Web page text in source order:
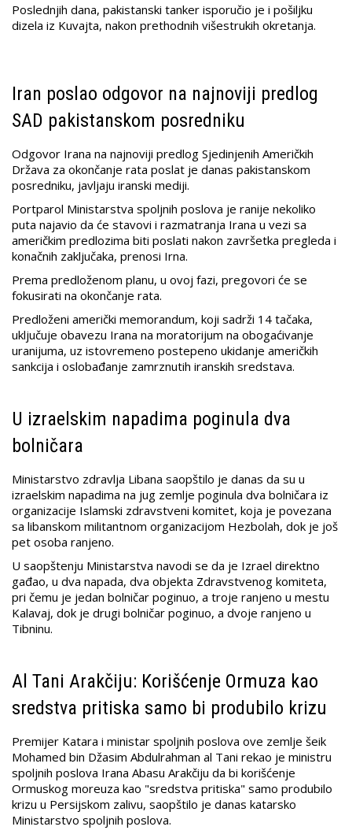
Poslednjih dana, pakistanski tanker isporučio je i pošiljku
dizela iz Kuvajta, nakon prethodnih višestrukih okretanja.
Iran poslao odgovor na najnoviji predlog
SAD pakistanskom posredniku
Odgovor Irana na najnoviji predlog Sjedinjenih Američkih
Država za okončanje rata poslat je danas pakistanskom
posredniku, javljaju iranski mediji.
Portparol Ministarstva spoljnih poslova je ranije nekoliko
puta najavio da će stavovi i razmatranja Irana u vezi sa
američkim predlozima biti poslati nakon završetka pregleda i
konačnih zaključaka, prenosi Irna.
Prema predloženom planu, u ovoj fazi, pregovori će se
fokusirati na okončanje rata.
Predloženi američki memorandum, koji sadrži 14 tačaka,
uključuje obavezu Irana na moratorijum na obogaćivanje
uranijuma, uz istovremeno postepeno ukidanje američkih
sankcija i oslobađanje zamrznutih iranskih sredstava.
U izraelskim napadima poginula dva
bolničara
Ministarstvo zdravlja Libana saopštilo je danas da su u
izraelskim napadima na jug zemlje poginula dva bolničara iz
organizacije Islamski zdravstveni komitet, koja je povezana
sa libanskom militantnom organizacijom Hezbolah, dok je još
pet osoba ranjeno.
U saopštenju Ministarstva navodi se da je Izrael direktno
gađao, u dva napada, dva objekta Zdravstvenog komiteta,
pri čemu je jedan bolničar poginuo, a troje ranjeno u mestu
Kalavaj, dok je drugi bolničar poginuo, a dvoje ranjeno u
Tibninu.
Al Tani Arakčiju: Korišćenje Ormuza kao
sredstva pritiska samo bi produbilo krizu
Premijer Katara i ministar spoljnih poslova ove zemlje šeik
Mohamed bin Džasim Abdulrahman al Tani rekao je ministru
spoljnih poslova Irana Abasu Arakčiju da bi korišćenje
Ormuskog moreuza kao "sredstva pritiska" samo produbilo
krizu u Persijskom zalivu, saopštilo je danas katarsko
Ministarstvo spoljnih poslova.